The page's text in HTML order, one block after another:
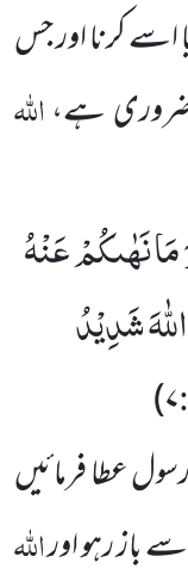
اسے کرنا اور جس
ہے،اللہ
نَهٰىكُمْ عَنْهُ
شَدِیْدُ
۷)
عطا فرمائیں
باز رہو اوراللہ